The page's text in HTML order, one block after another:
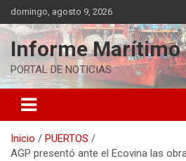
Saltar
al
contenido
domingo, agosto 9, 2026
Informe Marítimo
PORTAL DE NOTICIAS
Inicio
PUERTOS
AGP presentó ante el Ecovina las